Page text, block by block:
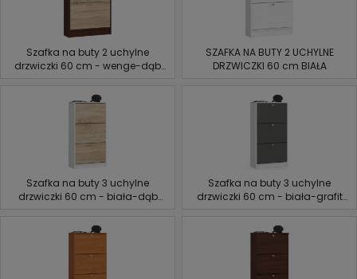
Szafka na buty 2 uchylne
drzwiczki 60 cm - wenge-dąb
SZAFKA NA BUTY 2 UCHYLNE
DRZWICZKI 60 cm BIAŁA
Szafka na buty 3 uchylne
drzwiczki 60 cm - biała-dąb
Szafka na buty 3 uchylne
drzwiczki 60 cm - biała-grafit